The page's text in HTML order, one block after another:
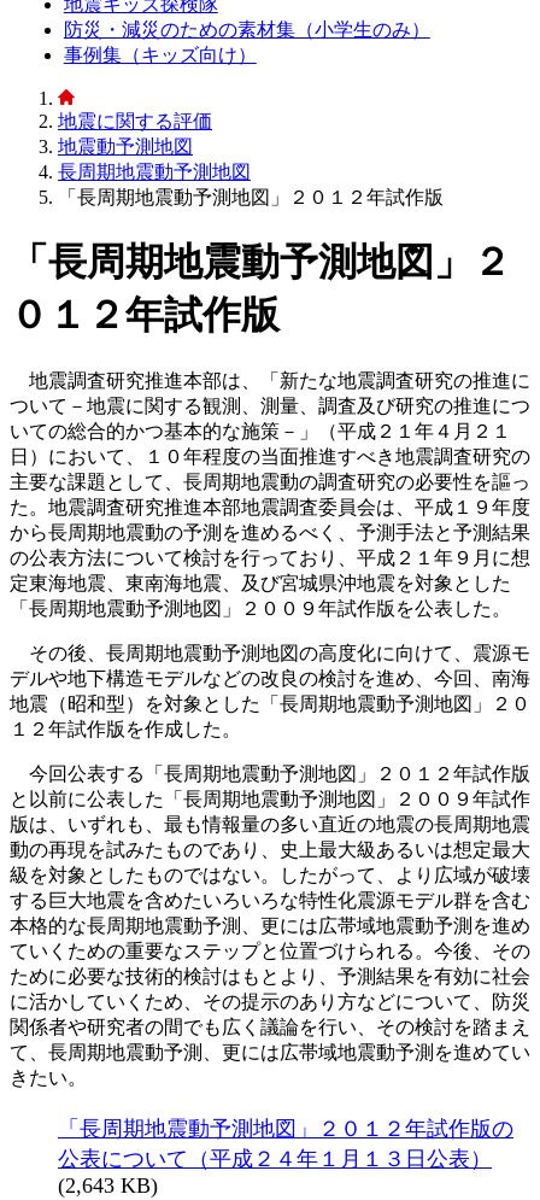
地震キッズ探検隊
防災・減災のための素材集（小学生のみ）
事例集（キッズ向け）
地震に関する評価
地震動予測地図
長周期地震動予測地図
「長周期地震動予測地図」２０１２年試作版
「長周期地震動予測地図」２
０１２年試作版
地震調査研究推進本部は、「新たな地震調査研究の推進に
ついて－地震に関する観測、測量、調査及び研究の推進につ
いての総合的かつ基本的な施策－」（平成２１年４月２１
日）において、１０年程度の当面推進すべき地震調査研究の
主要な課題として、長周期地震動の調査研究の必要性を謳っ
た。地震調査研究推進本部地震調査委員会は、平成１９年度
から長周期地震動の予測を進めるべく、予測手法と予測結果
の公表方法について検討を行っており、平成２１年９月に想
定東海地震、東南海地震、及び宮城県沖地震を対象とした
「長周期地震動予測地図」２００９年試作版を公表した。
その後、長周期地震動予測地図の高度化に向けて、震源モ
デルや地下構造モデルなどの改良の検討を進め、今回、南海
地震（昭和型）を対象とした「長周期地震動予測地図」２０
１２年試作版を作成した。
今回公表する「長周期地震動予測地図」２０１２年試作版
と以前に公表した「長周期地震動予測地図」２００９年試作
版は、いずれも、最も情報量の多い直近の地震の長周期地震
動の再現を試みたものであり、史上最大級あるいは想定最大
級を対象としたものではない。したがって、より広域が破壊
する巨大地震を含めたいろいろな特性化震源モデル群を含む
本格的な長周期地震動予測、更には広帯域地震動予測を進め
ていくための重要なステップと位置づけられる。今後、その
ために必要な技術的検討はもとより、予測結果を有効に社会
に活かしていくため、その提示のあり方などについて、防災
関係者や研究者の間でも広く議論を行い、その検討を踏まえ
て、長周期地震動予測、更には広帯域地震動予測を進めてい
きたい。
「長周期地震動予測地図」２０１２年試作版の
公表について（平成２４年１月１３日公表）
(2,643 KB)